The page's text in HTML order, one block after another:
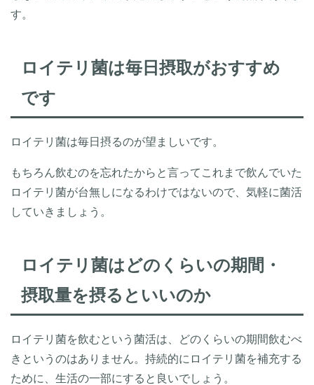
す。
ロイテリ菌は毎日摂取がおすすめ
です
ロイテリ菌は毎日摂るのが望ましいです。
もちろん飲むのを忘れたからと言ってこれまで飲んでいた
ロイテリ菌が台無しになるわけではないので、気軽に菌活
していきましょう。
ロイテリ菌はどのくらいの期間・
摂取量を摂るといいのか
ロイテリ菌を飲むという菌活は、どのくらいの期間飲むべ
きというのはありません。持続的にロイテリ菌を補充する
ために、生活の一部にすると良いでしょう。